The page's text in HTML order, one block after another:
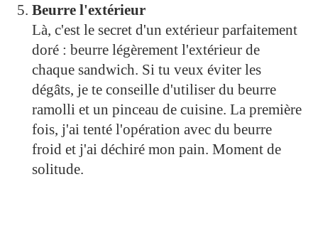
Beurre l'extérieur
Là, c'est le secret d'un extérieur parfaitement
doré : beurre légèrement l'extérieur de
chaque sandwich. Si tu veux éviter les
dégâts, je te conseille d'utiliser du beurre
ramolli et un pinceau de cuisine. La première
fois, j'ai tenté l'opération avec du beurre
froid et j'ai déchiré mon pain. Moment de
solitude.